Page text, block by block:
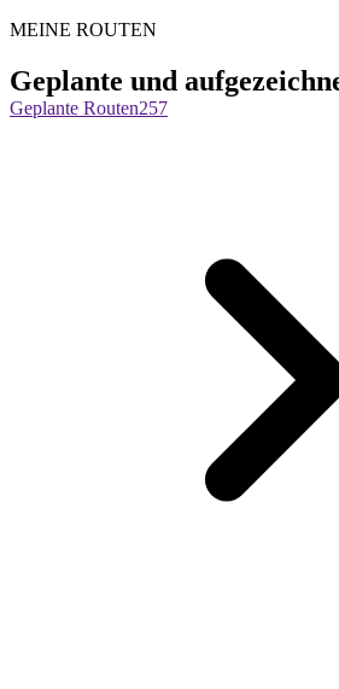
MEINE ROUTEN
Geplante und
Geplante Routen257